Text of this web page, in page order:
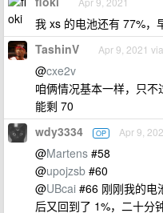
我 xs 的电池还有 77%，
TashinV Apr 9, 2021
@cxe2v
咱俩情况基本一样，只
能剩 70
wdy3334 OP Apr 9,
@Martens #58
@upojzsb #60
@UBcai #66 刚刚我的电
后又回到了 1%，二十分